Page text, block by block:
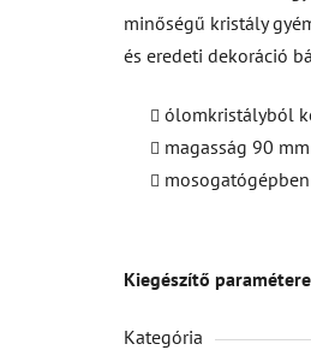
minőségű kristály
és eredeti dekoráció
ólomkristályból
magasság 90 mm
Kiegészítő
Kategória